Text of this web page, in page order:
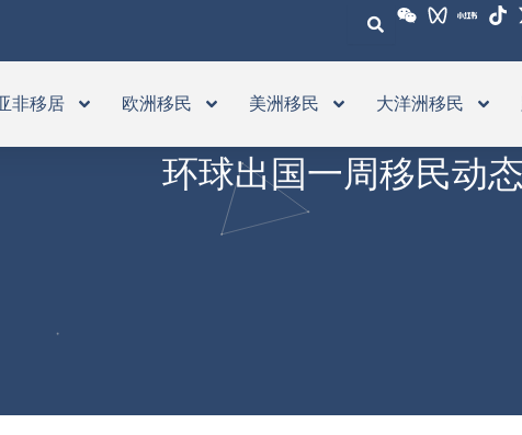
非移居 欧洲移民 美洲移民 大洋洲移民
环球出国一周移民动